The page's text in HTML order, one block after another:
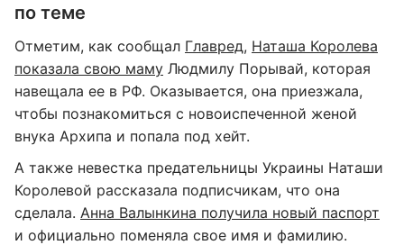
по теме
Отметим, как сообщал Главред, Наташа Королева
показала свою маму Людмилу Порывай, которая
навещала ее в РФ. Оказывается, она приезжала,
чтобы познакомиться с новоиспеченной женой
внука Архипа и попала под хейт.
А также невестка предательницы Украины Наташи
Королевой рассказала подписчикам, что она
сделала. Анна Валынкина получила новый паспорт
и официально поменяла свое имя и фамилию.